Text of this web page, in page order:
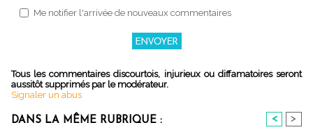
Me notifier l'arrivée de nouveaux commentaires
Tous les commentaires discourtois, injurieux ou diffamatoires seront
aussitôt supprimés par le modérateur.
Signaler un abus
DANS LA MÊME RUBRIQUE : < >